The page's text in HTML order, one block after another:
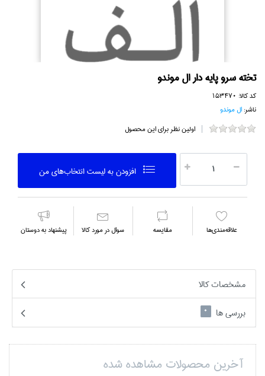
تخته سرو پايه دار ال موندو
کد کالا: 153470
ناشر:ال موندو
اولین نظر برای این محصول
افزودن به ليست انتخاب‌هاي من
علاقه‌مندي‌ها مقايسه سوال در مورد كالا پیشنهاد به دوستان
مشخصات کالا
بررسی ها
0
آخرین محصولات مشاهده شده